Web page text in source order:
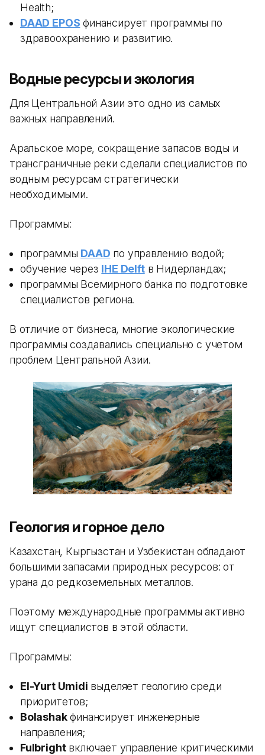
Health;
DAAD EPOS финансирует программы по
здравоохранению и развитию.
Водные ресурсы и экология
Для Центральной Азии это одно из самых
важных направлений.
Аральское море, сокращение запасов воды и
трансграничные реки сделали специалистов по
водным ресурсам стратегически
необходимыми.
Программы:
программы DAAD по управлению водой;
обучение через IHE Delftв Нидерландах;
программы Всемирного банка по подготовке
специалистов региона.
В отличие от бизнеса, многие экологические
программы создавались специально с учетом
проблем Центральной Азии.
Геология и горное дело
Казахстан, Кыргызстан и Узбекистан обладают
большими запасами природных ресурсов: от
урана до редкоземельных металлов.
Поэтому международные программы активно
ищут специалистов в этой области.
Программы:
El-Yurt Umidi выделяет геологию среди
приоритетов;
Bolashakфинансирует инженерные
направления;
Fulbrightвключает управление критическими